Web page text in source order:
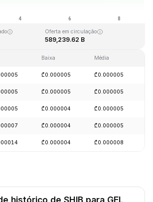
₾0.000000
Oferta em circulação
589,239.62 B
Baixa Média
₾0.000005 ₾0.000005
₾0.000005 ₾0.000005
₾0.000004 ₾0.000005
₾0.000004 ₾0.000005
₾0.000004 ₾0.000008
histórico de SHIB para GEL